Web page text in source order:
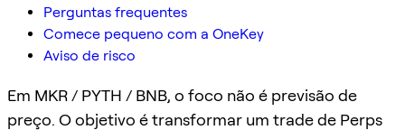
Perguntas frequentes
Comece pequeno com a OneKey
Aviso de risco
Em MKR / PYTH / BNB, o foco não é previsão de
preço. O objetivo é transformar um trade de Perps